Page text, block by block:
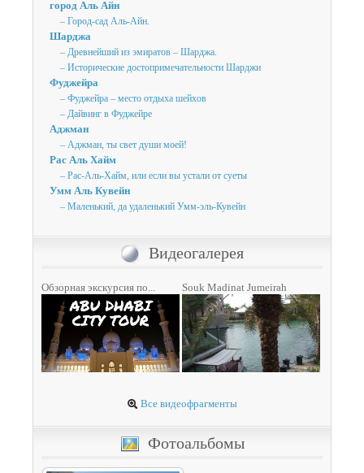
город Аль Айн
– Город-сад Аль-Айн.
Шарджа
– Древнейший из эмиратов – Шарджа.
– Исторические достопримечательности Шарджи
Фуджейра
– Фуджейра – место отдыха шейхов
– Дайвинг в Фуджейре
Аджман
– Аджман, ты свет души моей!
Рас Аль Хайм
– Рас-Аль-Хайм, или если вы устали от суеты
Умм Аль Кувейн
– Маленький, да удаленький Умм-эль-Кувейн
Видеогалерея
Обзорная экскурсия по... Souk Madinat Jumeirah
Все видеофрагменты
Фотоальбомы